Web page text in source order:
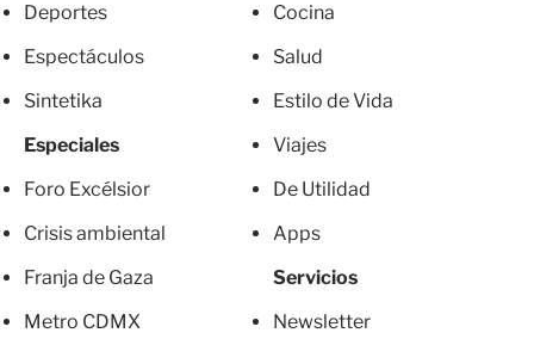
Deportes
Espectáculos
Sintetika
Especiales
Foro Excélsior
Crisis ambiental
Franja de Gaza
Metro CDMX
Cocina
Salud
Estilo de Vida
Viajes
De Utilidad
Apps
Servicios
Newsletter